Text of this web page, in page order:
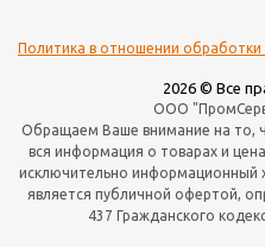
Политика в отношении
2026 © Все
ООО
Обращаем Ваше внимание на то,
вся информация о товарах и
исключительно информационный
является публичной офертой,
437 Гражданского